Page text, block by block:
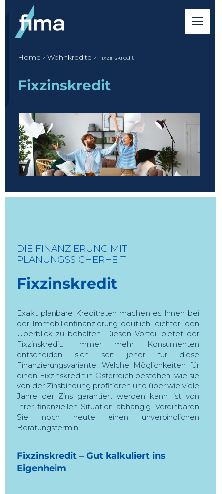
Fixzinskredit
Home > Wohnkredite > Fixzinskredit
DIE FINANZIERUNG MIT
PLANUNGSSICHERHEIT
Fixzinskredit
Exakt planbare Kreditraten machen es Ihnen bei
der Immobilienfinanzierung deutlich leichter, den
Überblick zu behalten. Diesen Vorteil bietet der
Fixzinskredit. Immer mehr Konsumenten
entscheiden sich seit jeher für diese
Finanzierungsvariante. Welche Möglichkeiten für
einen Fixzinskredit in Österreich bestehen, wie sie
von der Zinsbindung profitieren und über wie viele
Jahre der Zins garantiert werden kann, ist von
Ihrer finanziellen Situation abhängig. Vereinbaren
Sie noch heute einen unverbindlichen
Beratungstermin.
Fixzinskredit – Gut kalkuliert ins
Eigenheim